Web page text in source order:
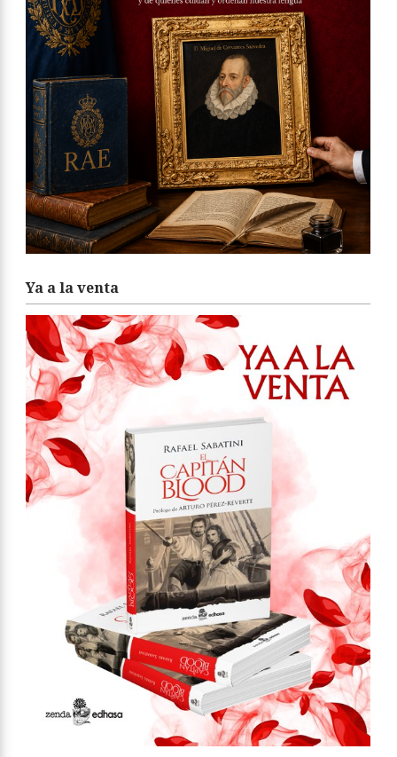
Ya a la venta